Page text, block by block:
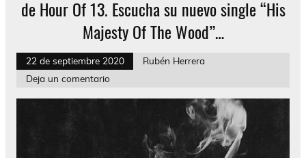
de Hour Of 13. Escucha su nuevo single “His
Majesty Of The Wood”…
22 de septiembre 2020
Rubén Herrera
Deja un comentario